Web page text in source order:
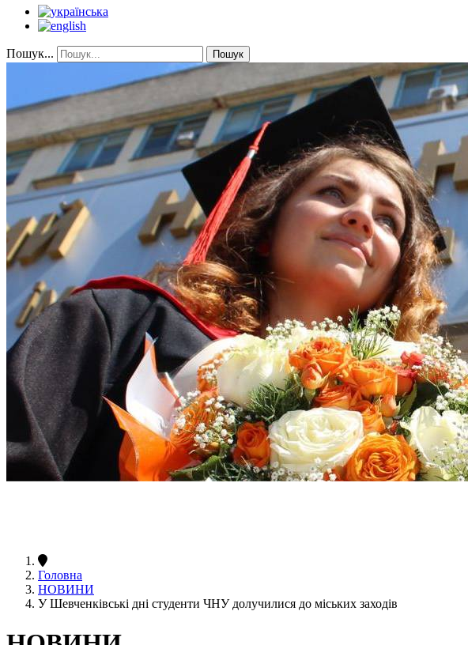
Пошук... Пошук
Головна
НОВИНИ
У Шевченківські дні студенти ЧНУ долучилися до міських заходів